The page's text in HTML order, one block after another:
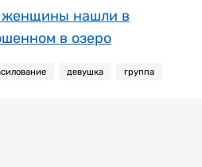
женщины нашли в
в озеро
девушка группа